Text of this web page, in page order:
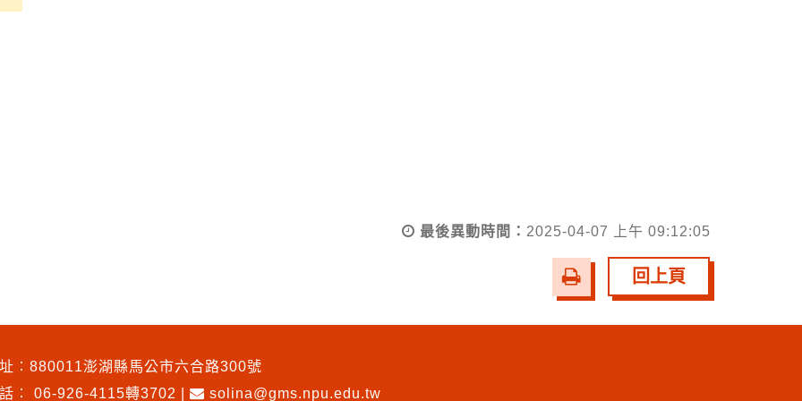
最後異動時間： 2025-04-07 上午 09:12:05
友
善
回上頁
︰880011澎湖縣馬公市六合路300號
︰ 06-926-4115轉3702 solina@gms.npu.edu.tw